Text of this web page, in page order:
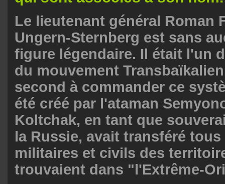
Le lieutenant général Roman
Ungern-Sternberg est sans
figure légendaire. Il était l'un
du mouvement
second à commander ce
été créé par l'ataman
Koltchak, en tant que
la Russie, avait transféré
militaires et civils des
trouvaient dans "l'Extrême-